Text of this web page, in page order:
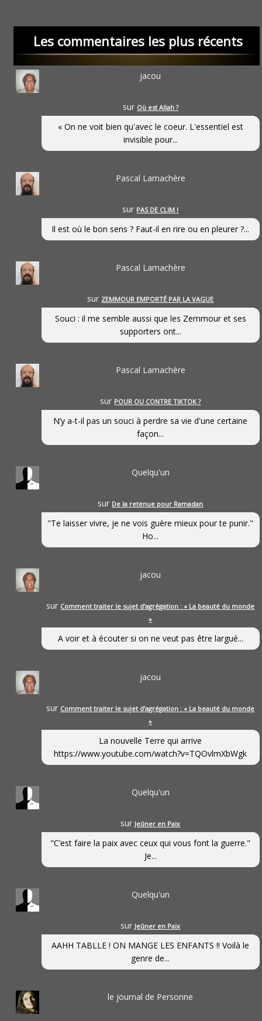
Les commentaires les plus récents
jacou
sur Où est Allah ?
« On ne voit bien qu'avec le coeur. L'essentiel est
invisible pour...
Pascal Lamachère
sur PAS DE CLIM !
Il est où le bon sens ? Faut-il en rire ou en pleurer ?...
Pascal Lamachère
sur ZEMMOUR EMPORTÉ PAR LA VAGUE
Souci : il me semble aussi que les Zemmour et ses
supporters ont...
Pascal Lamachère
sur POUR OU CONTRE TIKTOK ?
N’y a-t-il pas un souci à perdre sa vie d'une certaine
façon...
Quelqu'un
sur De la retenue pour Ramadan
"Te laisser vivre, je ne vois guère mieux pour te punir."
Ho...
jacou
sur Comment traiter le sujet d’agrégation : « La beauté du monde
»
A voir et à écouter si on ne veut pas être largué...
jacou
sur Comment traiter le sujet d’agrégation : « La beauté du monde
»
La nouvelle Terre qui arrive
https://www.youtube.com/watch?v=TQOvlmXbWgk
Quelqu'un
sur Jeûner en Paix
"C’est faire la paix avec ceux qui vous font la guerre."
Je...
Quelqu'un
sur Jeûner en Paix
AAHH TABLLE ! ON MANGE LES ENFANTS !! Voilà le
genre de...
le journal de Personne